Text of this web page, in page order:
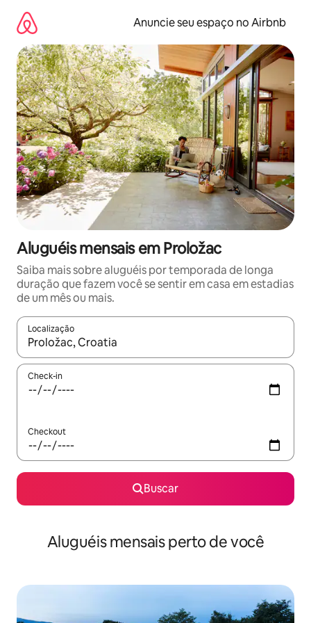
para
conteúdo
Anuncie seu espaço no Airbnb
Aluguéis mensais em Proložac
Saiba mais sobre aluguéis por temporada de longa
duração que fazem você se sentir em casa em estadias
de um mês ou mais.
Localização
Quando os resultados estiverem disponíveis, explore-os
Check-in
Checkout
Buscar
Aluguéis mensais perto de você